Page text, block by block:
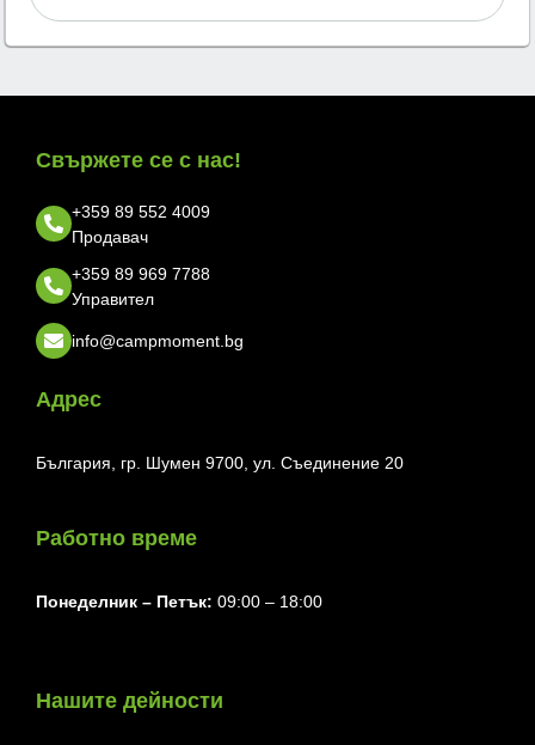
Свържете се с нас!
+359 89 552 4009
Продавач
+359 89 969 7788
Управител
info@campmoment.bg
Адрес
България, гр. Шумен 9700, ул. Съединение 20
Работно време
Понеделник ⁠– Петък: 09:00 – 18:00
Нашите дейности